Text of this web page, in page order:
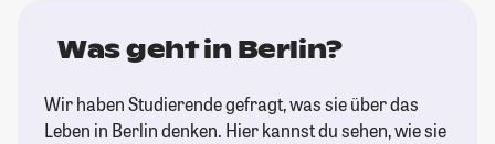
Was geht in Berlin?
Wir haben Studierende gefragt, was sie über das
Leben in Berlin denken. Hier kannst du sehen, wie sie